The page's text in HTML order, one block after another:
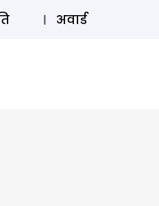
SUBSCRIBE
अवार्ड